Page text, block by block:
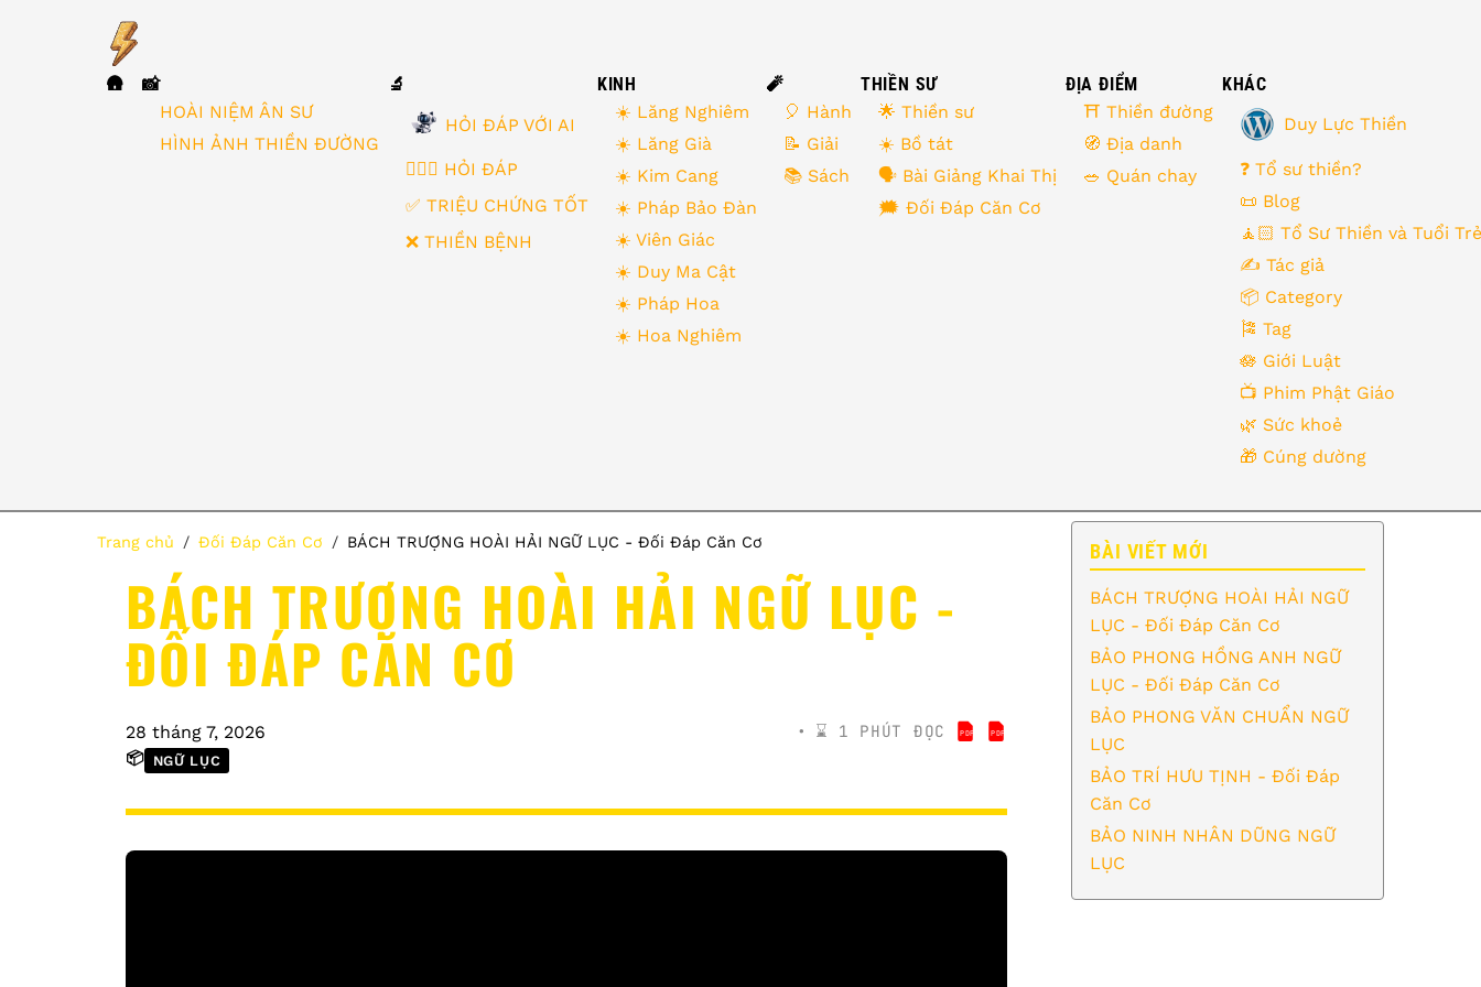
🛖
📸
HOÀI NIỆM ÂN SƯ
HÌNH ẢNH THIỀN ĐƯỜNG
🔬
HỎI ĐÁP VỚI AI
🙋🏻‍♂️ HỎI ĐÁP
✅ TRIỆU CHỨNG TỐT
❌ THIỀN BỆNH
KINH
☀️ Lăng Nghiêm
☀️ Lăng Già
☀️ Kim Cang
☀️ Pháp Bảo Đàn
☀️ Viên Giác
☀️ Duy Ma Cật
☀️ Pháp Hoa
☀️ Hoa Nghiêm
🧨
🎈 Hành
📝 Giải
📚 Sách
THIỀN SƯ
🌟 Thiền sư
☀️ Bồ tát
🗣 Bài Giảng Khai Thị
🗯 Đối Đáp Căn Cơ
ĐỊA ĐIỂM
⛩ Thiền đường
🧭 Địa danh
🥗 Quán chay
KHÁC
Duy Lực Thiền
❓ Tổ sư thiền?
📜 Blog
🧘🏻 Tổ Sư Thiền và Tuổi Trẻ
✍️ Tác giả
📦 Category
🎏 Tag
🪷 Giới Luật
📺 Phim Phật Giáo
🌿️ Sức khoẻ
🎁️ Cúng dường
Trang chủ Đối Đáp Căn Cơ BÁCH TRƯỢNG HOÀI HẢI NGỮ LỤC - Đối Đáp Căn Cơ
BÁCH TRƯỢNG HOÀI HẢI NGỮ LỤC -
ĐỐI ĐÁP CĂN CƠ
28 tháng 7, 2026 ⌛️ 1 PHÚT ĐỌC PDF
BÁCH TRƯỢNG HOÀI HẢI NGỮ LỤC - ĐỐI ĐÁP CĂN CƠ (1)
PDF
BÁCH TRƯỢNG HOÀI HẢI NGỮ LỤC - ĐỐI ĐÁP CĂN
📦 NGỮ LỤC
BÀI VIẾT MỚI
BÁCH TRƯỢNG HOÀI HẢI NGỮ
LỤC - Đối Đáp Căn Cơ
BẢO PHONG HỒNG ANH NGỮ
LỤC - Đối Đáp Căn Cơ
BẢO PHONG VĂN CHUẨN NGỮ
LỤC
BẢO TRÍ HƯU TỊNH - Đối Đáp
Căn Cơ
BẢO NINH NHÂN DŨNG NGỮ
LỤC